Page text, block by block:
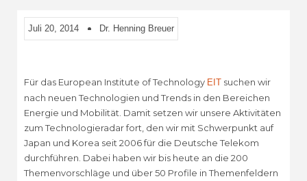
Juli 20, 2014 Dr. Henning Breuer
Für das European Institute of Technology EIT suchen wir
nach neuen Technologien und Trends in den Bereichen
Energie und Mobilität. Damit setzen wir unsere Aktivitäten
zum Technologieradar fort, den wir mit Schwerpunkt auf
Japan und Korea seit 2006 für die Deutsche Telekom
durchführen. Dabei haben wir bis heute an die 200
Themenvorschläge und über 50 Profile in Themenfeldern